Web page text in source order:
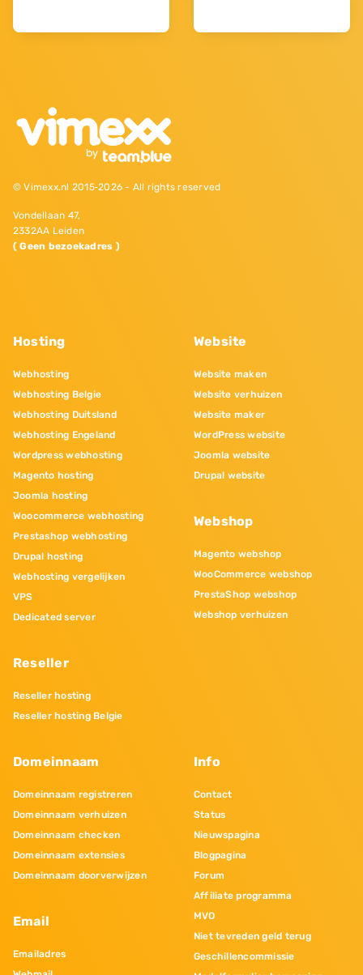
© Vimexx.nl 2015‐2026 - All rights reserved
Vondellaan 47,
2332AA Leiden
( Geen bezoekadres )
Hosting
Webhosting
Webhosting Belgie
Webhosting Duitsland
Webhosting Engeland
Wordpress webhosting
Magento hosting
Joomla hosting
Woocommerce webhosting
Prestashop webhosting
Drupal hosting
Webhosting vergelijken
VPS
Dedicated server
Reseller
Reseller hosting
Reseller hosting Belgie
Website
Website maken
Website verhuizen
Website maker
WordPress website
Joomla website
Drupal website
Webshop
Magento webshop
WooCommerce webshop
PrestaShop webshop
Webshop verhuizen
Domeinnaam
Domeinnaam registreren
Domeinnaam verhuizen
Domeinnaam checken
Domeinnaam extensies
Domeinnaam doorverwijzen
Email
Emailadres
Info
Contact
Status
Nieuwspagina
Blogpagina
Forum
Affiliate programma
MVO
Niet tevreden geld terug
Geschillencommissie